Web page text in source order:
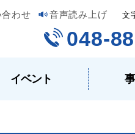
わせ 音声読み上げ 文
048-
イベント